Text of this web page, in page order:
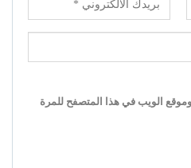
الويب في هذا المتصفح للمرة